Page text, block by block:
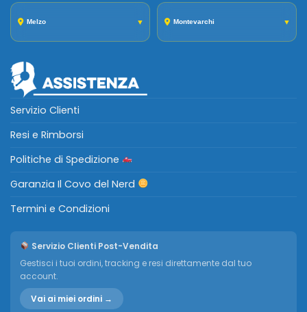
Melzo ▼ Montevarchi ▼
Servizio Clienti
Resi e Rimborsi
Politiche di Spedizione
Garanzia Il Covo del Nerd
Termini e Condizioni
Servizio Clienti Post-Vendita
Gestisci i tuoi ordini, tracking e resi direttamente dal tuo
account.
Vai ai miei ordini →